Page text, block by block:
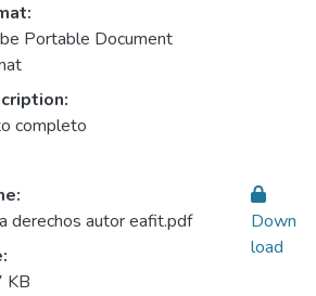
Portable Document
completo
derechos autor eafit.pdf
KB
Down
load